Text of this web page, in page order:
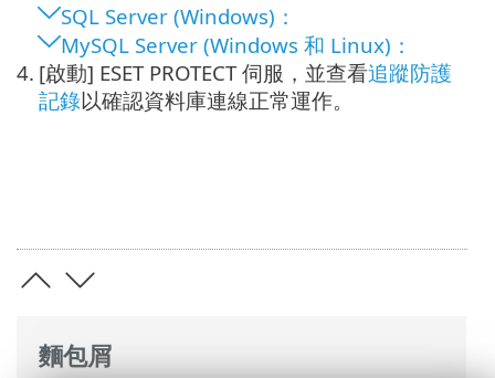
麵包屑
SQL Server (Windows)：
MySQL Server (Windows 和 Linux)：
4. [啟動] ESET PROTECT 伺服，並查看追蹤防護
記錄以確認資料庫連線正常運作。